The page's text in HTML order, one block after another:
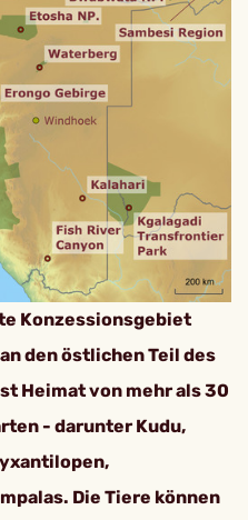
Konzessionsgebiet
den östlichen Teil des
Heimat von mehr als 30
- darunter Kudu,
Die Tiere können